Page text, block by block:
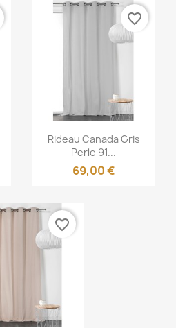
Aperçu rapide
Rideau Canada Gris
Perle 91...
69,00 €
favorite_border
favorite_border